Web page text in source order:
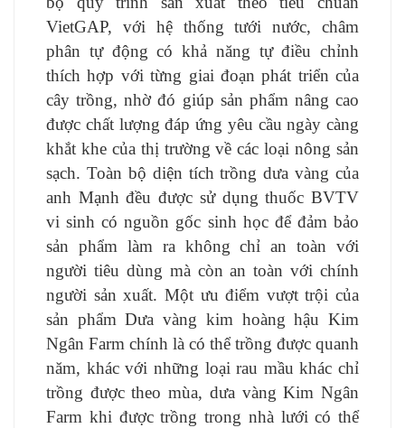
VietGAP, với hệ thống tưới nước, châm
phân tự động có khả năng tự điều chỉnh
thích hợp với từng giai đoạn phát triển của
cây trồng, nhờ đó giúp sản phẩm nâng cao
được chất lượng đáp ứng yêu cầu ngày càng
khắt khe của thị trường về các loại nông sản
sạch. Toàn bộ diện tích trồng dưa vàng của
anh Mạnh đều được sử dụng thuốc BVTV
vi sinh có nguồn gốc sinh học để đảm bảo
sản phẩm làm ra không chỉ an toàn với
người tiêu dùng mà còn an toàn với chính
người sản xuất. Một ưu điểm vượt trội của
sản phẩm Dưa vàng kim hoàng hậu Kim
Ngân Farm chính là có thể trồng được quanh
năm, khác với những loại rau mầu khác chỉ
trồng được theo mùa, dưa vàng Kim Ngân
Farm khi được trồng trong nhà lưới có thể